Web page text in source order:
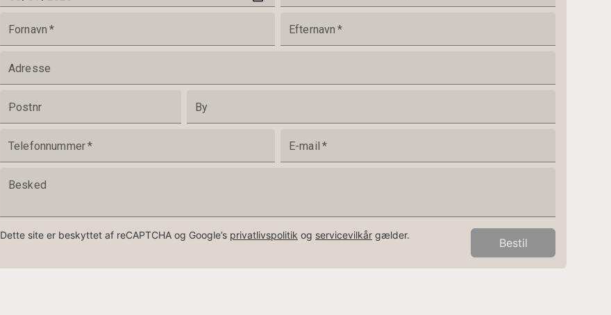
Fornavn * Efternavn *
Adresse
Postnr By
Telefonnummer* E-mail *
Besked
Dette site er beskyttet af reCAPTCHA og Google’s privatlivspolitik og servicevilkår gælder.
Bestil